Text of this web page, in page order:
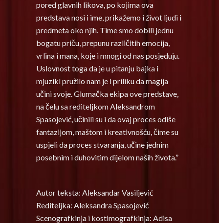
pored glavnih likova, po kojima ova
predstava nosi i ime, prikažemo i život ljudi i
predmeta oko njih. Time smo dobili jednu
bogatu priču, prepunu različitih emocija,
vrlina i mana, koje i mnogi od nas posjeduju.
Uslovnost toga da je u pitanju bajka i
mjuzikl pružilo nam je i priliku da magija
učini svoje. Glumačka ekipa ove predstave,
na čelu sa rediteljkom Aleksandrom
Spasojević, učinili su i da ovaj proces odiše
fantazijom, maštom i kreativnošću, čime su
uspjeli da proces stvaranja, učine jednim
posebnim i duhovitim dijelom naših života.”
Autor teksta: Aleksandar Vasiljević
Rediteljka: Aleksandra Spasojević
Scenografkinja i kostimografkinja: Adisa